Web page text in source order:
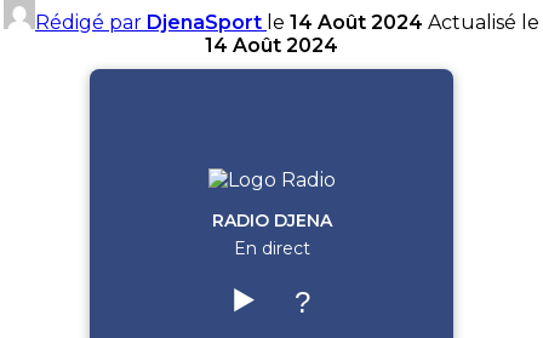
Rédigé par DjenaSport le 14 Août 2024 Actualisé le
14 Août 2024
RADIO DJENA
En direct
▶️ ?